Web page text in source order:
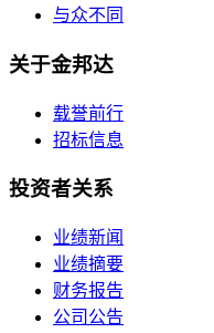
与众不同
关于金邦达
载誉前行
招标信息
投资者关系
业绩新闻
业绩摘要
财务报告
公司公告